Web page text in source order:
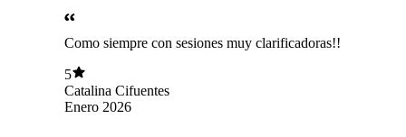
Como siempre con sesiones muy clarificadoras!!
5
Catalina Cifuentes
Enero 2026